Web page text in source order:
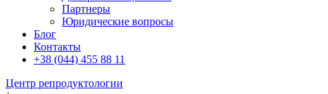
Партнеры
Юридические вопросы
Блог
Контакты
+38 (044) 455 88 11
Центр репродуктологии